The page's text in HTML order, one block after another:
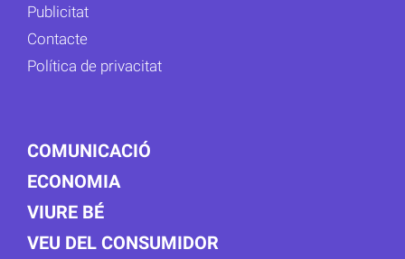
Publicitat
Contacte
Política de privacitat
COMUNICACIÓ
ECONOMIA
VIURE BÉ
VEU DEL CONSUMIDOR